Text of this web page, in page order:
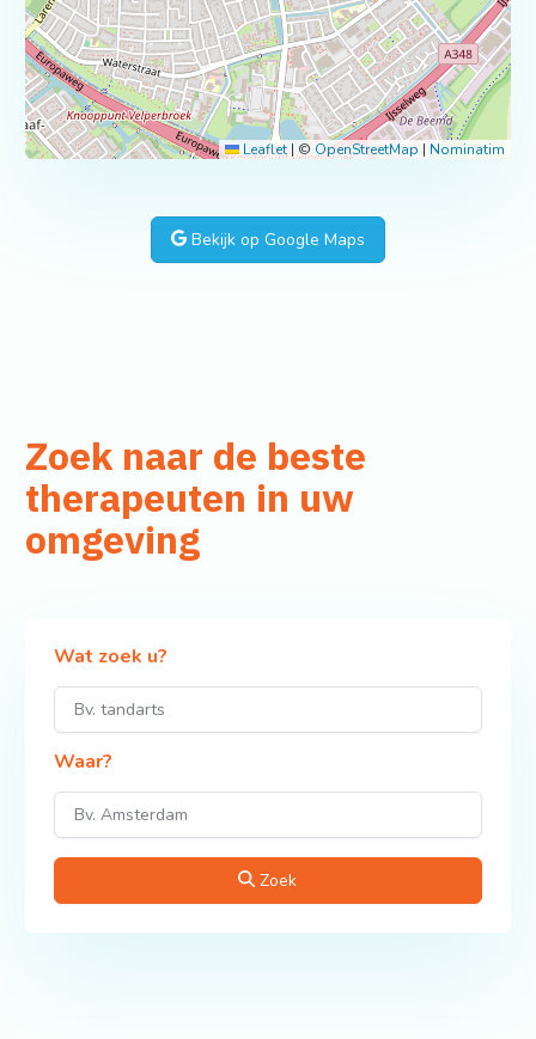
Leaflet | © OpenStreetMap | Nominatim
Bekijk op Google Maps
Zoek naar de beste
therapeuten in uw
omgeving
Wat zoek u?
Waar?
Zoek